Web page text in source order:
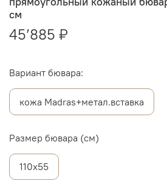
см
45’885 ₽
Вариант бювара:
кожа Madras+метал.вставка
Размер бювара (см)
110х55